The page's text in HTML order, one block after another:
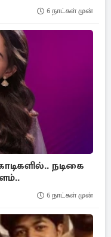
6 நாட்கள் முன்
நடிகை
6 நாட்கள் முன்